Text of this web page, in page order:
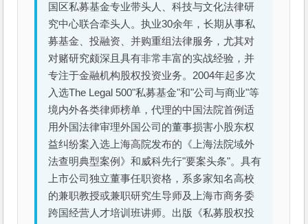
国区私募基金专业带头人、科技与文化法律研
究中心联合牵头人。执业30余年，长期从事私
募基金、投融资、并购重组法律服务，尤其对
对赌研究颇深且具有非常丰富的实战经验，并
专注于金融机构股权投资业务。2004年起多次
入选The Legal 500"私募基金"和"公司与商业"等
境内外各类律师榜单，代理的中国法院首例适
用外国法律审理外国公司的董事损害小股东权
益纠纷案入选上海高院发布的《上海法院域外
法查明典型案例》和威科先行"要案头条"。具有
上市公司独立董事任职资格，系多家知名高校
的兼职教授或兼职研究生导师及上海市商务委
跨国经营人才培训班讲师。出版《私募股权投